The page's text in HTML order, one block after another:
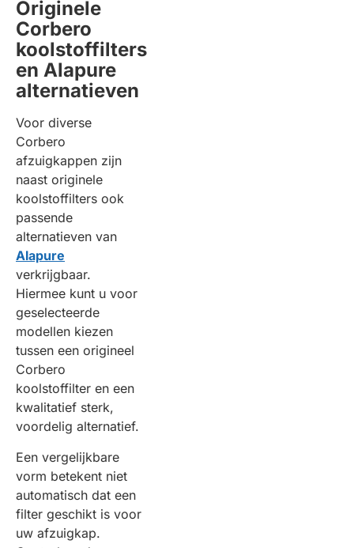
Originele
Corbero
koolstoffilters
en Alapure
alternatieven
Voor diverse
Corbero
afzuigkappen zijn
naast originele
koolstoffilters ook
passende
alternatieven van
Alapure
verkrijgbaar.
Hiermee kunt u voor
geselecteerde
modellen kiezen
tussen een origineel
Corbero
koolstoffilter en een
kwalitatief sterk,
voordelig alternatief.
Een vergelijkbare
vorm betekent niet
automatisch dat een
filter geschikt is voor
uw afzuigkap.